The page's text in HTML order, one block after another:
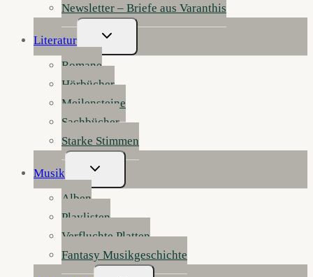
Newsletter – Briefe aus Varanthis
Literatur
Untermenü
Umschalten
Romane
Hörbücher
Meilensteine
Sachbücher
Starke Stimmen
Musik
Untermenü
Umschalten
Alben
Playlisten
Verfluchte Platten
Fantasy Musikgeschichte